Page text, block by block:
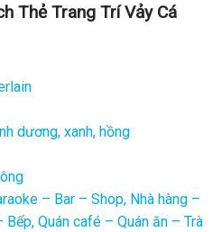
Thẻ Trang Trí Vảy Cá
dương, xanh, hồng
– Bar – Shop, Nhà hàng –
Quán café – Quán ăn – Trà